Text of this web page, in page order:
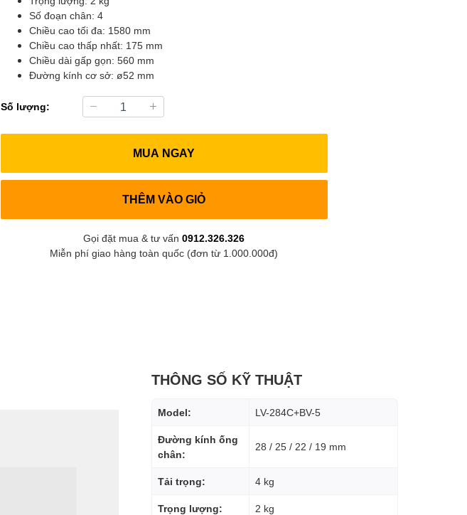
Số đoạn chân: 4
Chiều cao tối đa: 1580 mm
Chiều cao thấp nhất: 175 mm
Chiều dài gấp gọn: 560 mm
Đường kính cơ sở: ø52 mm
Số lượng:
MUA NGAY
THÊM VÀO GIỎ
Gọi đặt mua & tư vấn0912.326.326
Miễn phí giao hàng toàn quốc (đơn từ 1.000.000đ)
THÔNG SỐ KỸ THUẬT
Model: LV-284C+BV-5
Đường kính ống
chân:
28 / 25 / 22 / 19 mm
Tải trọng: 4 kg
Trọng lượng: 2 kg